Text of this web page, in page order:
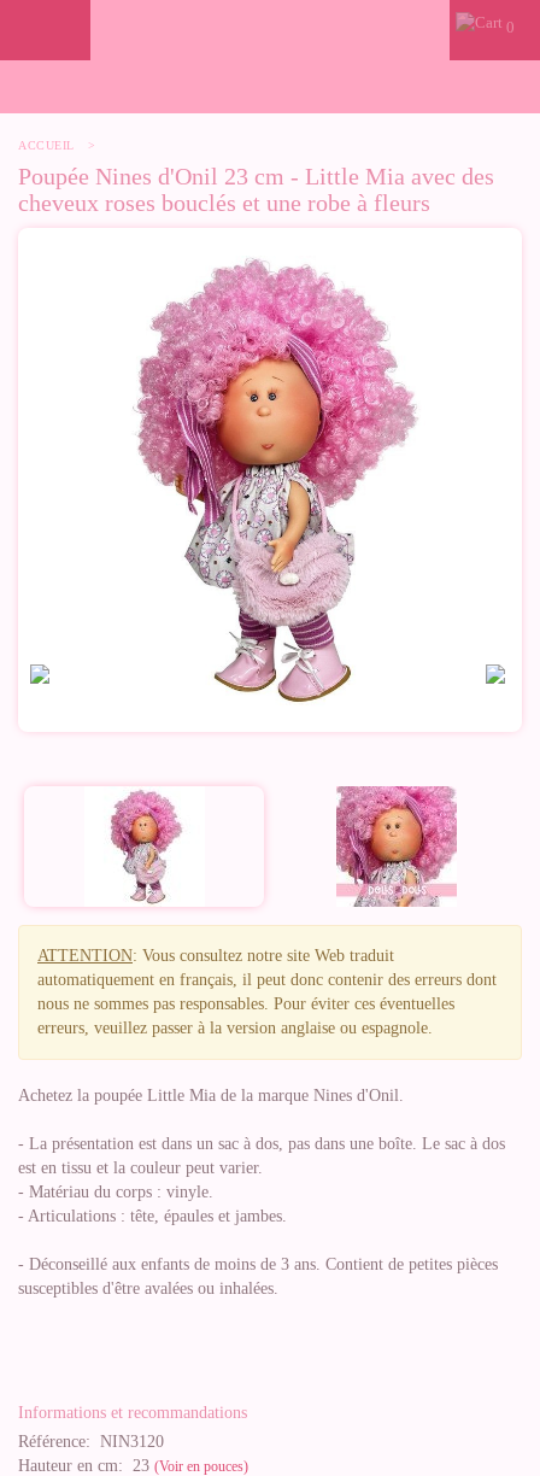
0
ACCUEIL >
Poupée Nines d'Onil 23 cm - Little Mia avec des
cheveux roses bouclés et une robe à fleurs
ATTENTION: Vous consultez notre site Web traduit
automatiquement en français, il peut donc contenir des erreurs dont
nous ne sommes pas responsables. Pour éviter ces éventuelles
erreurs, veuillez passer à la version anglaise ou espagnole.
Achetez la poupée Little Mia de la marque Nines d'Onil.
- La présentation est dans un sac à dos, pas dans une boîte. Le sac à dos
est en tissu et la couleur peut varier.
- Matériau du corps : vinyle.
- Articulations : tête, épaules et jambes.
- Déconseillé aux enfants de moins de 3 ans. Contient de petites pièces
susceptibles d'être avalées ou inhalées.
Informations et recommandations
Référence: NIN3120
Hauteur en cm: 23 (Voir en pouces)